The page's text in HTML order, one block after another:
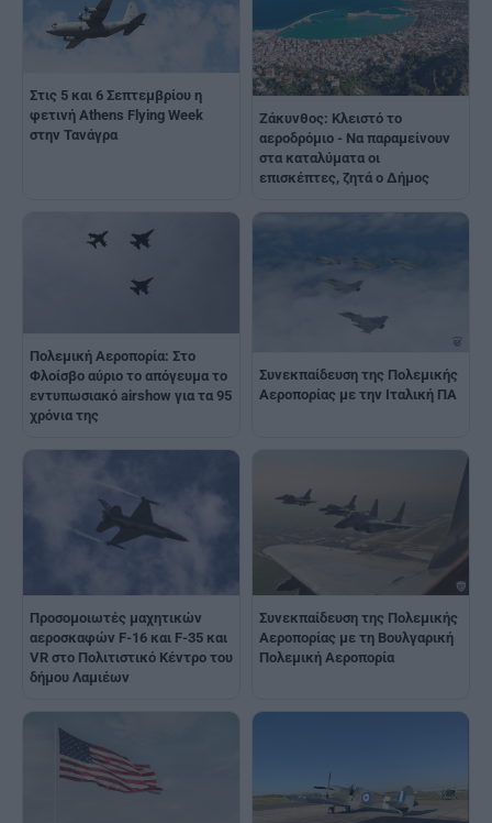
Στις 5 και 6 Σεπτεμβρίου η
φετινή Athens Flying Week
στην Τανάγρα
Ζάκυνθος: Κλειστό το
αεροδρόμιο - Να παραμείνουν
στα καταλύματα οι
επισκέπτες, ζητά ο Δήμος
Πολεμική Αεροπορία: Στο
Φλοίσβο αύριο το απόγευμα το
εντυπωσιακό airshow για τα 95
χρόνια της
Συνεκπαίδευση της Πολεμικής
Αεροπορίας με την Ιταλική ΠΑ
Προσομοιωτές μαχητικών
αεροσκαφών F-16 και F-35 και
VR στο Πολιτιστικό Κέντρο του
δήμου Λαμιέων
Συνεκπαίδευση της Πολεμικής
Αεροπορίας με τη Βουλγαρική
Πολεμική Αεροπορία